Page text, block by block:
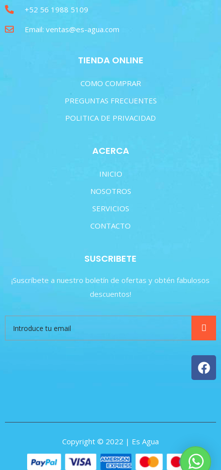
+52 56 1988 5109
Email: ventas@es-agua.com
TIENDA ONLINE
COMO COMPRAR
PREGUNTAS FRECUENTES
POLITICA DE PRIVACIDAD
ACERCA
INICIO
NOSOTROS
SERVICIOS
CONTACTO
SUSCRIBETE
¡Suscríbete a nuestro boletín de ofertas y obtén fabulosos
descuentos!
Copyright © 2022 | Es Agua